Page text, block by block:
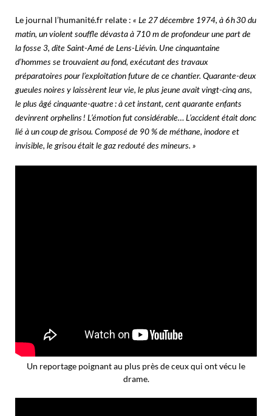
Le journal l’humanité.fr relate : « Le 27 décembre 1974, à 6 h 30 du
matin, un violent souffle dévasta à 710 m de profondeur une part de
la fosse 3, dite Saint-Amé de Lens-Liévin. Une cinquantaine
d’hommes se trouvaient au fond, exécutant des travaux
préparatoires pour l’exploitation future de ce chantier. Quarante-deux
gueules noires y laissèrent leur vie, le plus jeune avait vingt-cinq ans,
le plus âgé cinquante-quatre : à cet instant, cent quarante enfants
devinrent orphelins ! L’émotion fut considérable… L’accident était donc
lié à un coup de grisou. Composé de 90 % de méthane, inodore et
invisible, le grisou était le gaz redouté des mineurs. »
Un reportage poignant au plus près de ceux qui ont vécu le
drame.